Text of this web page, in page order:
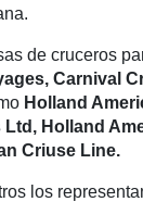
de cruceros
Carnival
Holland
Holland
Criuse Line.
los